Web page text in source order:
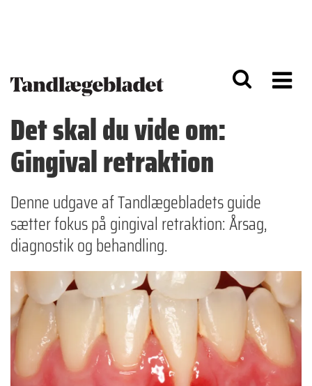
Det skal du vide om:
Gingival retraktion
Denne udgave af Tandlægebladets guide
sætter fokus på gingival retraktion: Årsag,
diagnostik og behandling.